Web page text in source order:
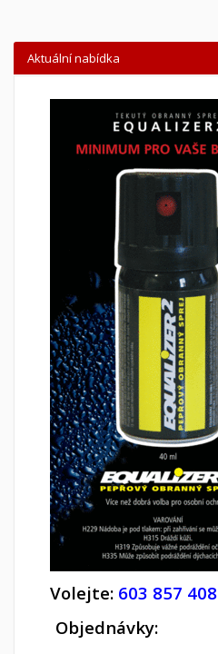
Aktuální nabídka
Volejte: 603 857 408
Objednávky: